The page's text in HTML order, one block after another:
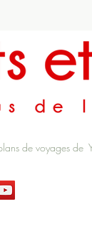
de voyages de